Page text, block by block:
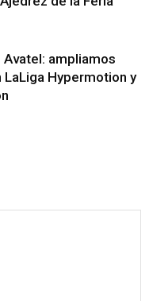
ampliamos
Hypermotion y